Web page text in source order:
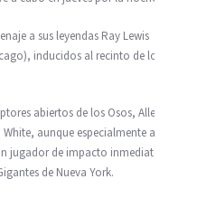
a sus leyendas Ray Lewis
inducidos al recinto de los
abiertos de los Osos, Allen
aunque especialmente a
jugador de impacto inmediato,
de Nueva York.